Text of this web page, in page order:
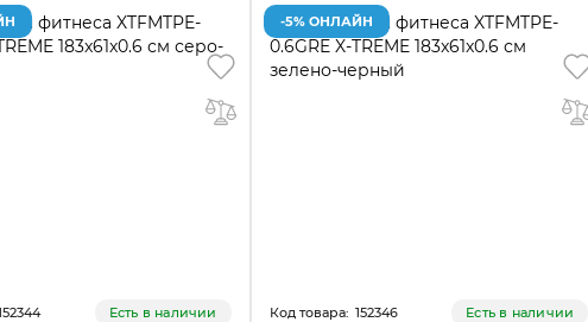
Есть в наличии
-5% ОНЛАЙН
152346 Есть в наличии